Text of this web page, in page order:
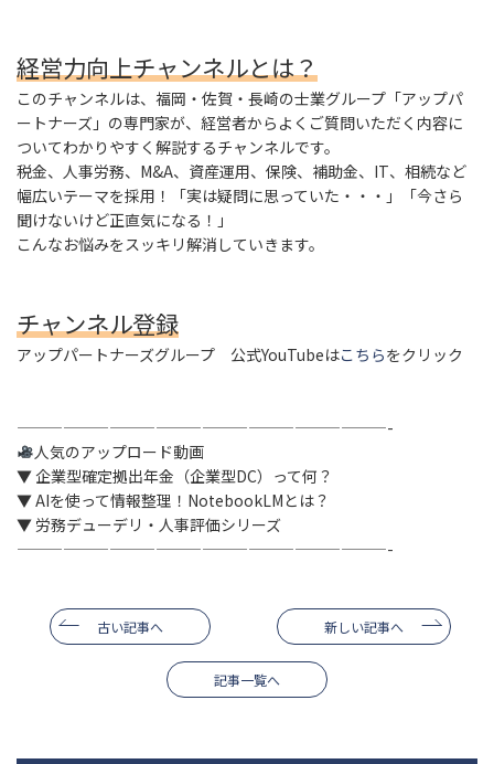
経営力向上チャンネルとは？
このチャンネルは、福岡・佐賀・長崎の士業グループ「アップパ
ートナーズ」の専門家が、経営者からよくご質問いただく内容に
ついてわかりやすく解説するチャンネルです。
税金、人事労務、M&A、資産運用、保険、補助金、IT、相続など
幅広いテーマを採用！「実は疑問に思っていた・・・」「今さら
聞けないけど正直気になる！」
こんなお悩みをスッキリ解消していきます。
チャンネル登録
アップパートナーズグループ 公式YouTubeはこちらをクリック
————————————————————————-
人気のアップロード動画
▼ 企業型確定拠出年金（企業型DC）って何？
▼ AIを使って情報整理！NotebookLMとは？
▼ 労務デューデリ・人事評価シリーズ
————————————————————————-
古い記事へ 新しい記事へ
記事一覧へ